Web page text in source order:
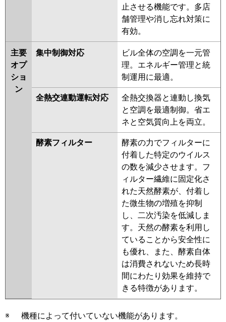
止させる機能です。多店
舗管理や消し忘れ対策に
有効。
主要
オプ
ショ
ン
集中制御対応
ビル全体の空調を一元管
理。エネルギー管理と統
制運用に最適。
全熱交連動運転対応
全熱交換器と連動し換気
と空調を最適制御。省エ
ネと空気質向上を両立。
酵素フィルター
酵素の力でフィルターに
付着した特定のウイルス
の数を減少させます。フ
ィルター繊維に固定化さ
れた天然酵素が、付着し
た微生物の増殖を抑制
し、二次汚染を低減しま
す。天然の酵素を利用し
ていることから安全性に
も優れ、また、酵素自体
は消費されないため長時
間にわたり効果を維持で
きる特徴があります。
※
機種によって付いていない機能があります。